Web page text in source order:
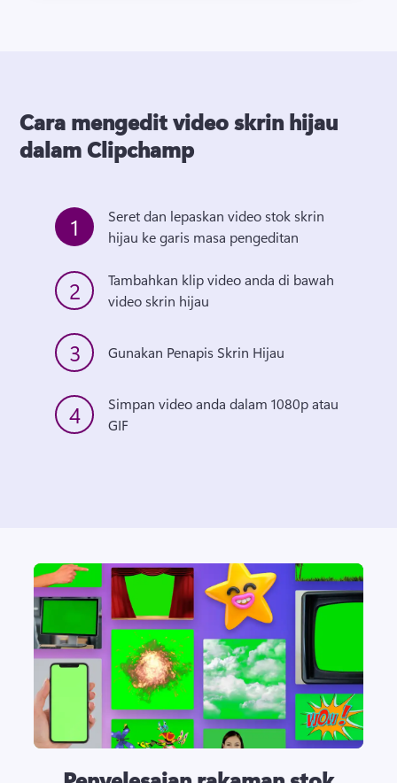
Cara mengedit video skrin hijau
dalam Clipchamp
1
Seret dan lepaskan video stok skrin
hijau ke garis masa pengeditan
2
Tambahkan klip video anda di bawah
video skrin hijau
3 Gunakan Penapis Skrin Hijau
4
Simpan video anda dalam 1080p atau
GIF